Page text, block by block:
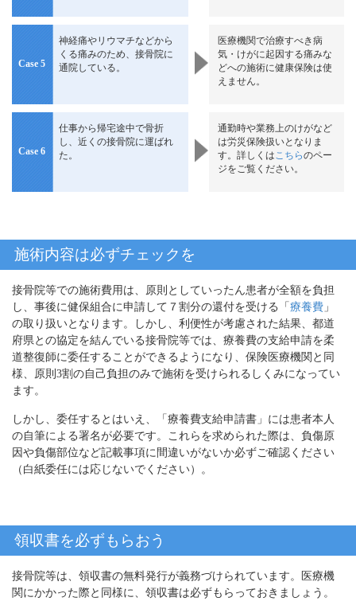
Case 5
神経痛やリウマチなどから
くる痛みのため、接骨院に
通院している。
医療機関で治療すべき病
気・けがに起因する痛みな
どへの施術に健康保険は使
えません。
Case 6
仕事から帰宅途中で骨折
し、近くの接骨院に運ばれ
た。
通勤時や業務上のけがなど
は労災保険扱いとなりま
す。詳しくは こちらのペー
ジをご覧ください。
施術内容は必ずチェックを
接骨院等での施術費用は、原則としていったん患者が全額を負担
し、事後に健保組合に申請して７割分の還付を受ける「療養費 」
の取り扱いとなります。しかし、利便性が考慮された結果、都道
府県との協定を結んでいる接骨院等では、療養費の支給申請を柔
道整復師に委任することができるようになり、保険医療機関と同
様、原則3割の自己負担のみで施術を受けられるしくみになってい
ます。
しかし、委任するとはいえ、「療養費支給申請書」には患者本人
の自筆による署名が必要です。これらを求められた際は、負傷原
因や負傷部位など記載事項に間違いがないか必ずご確認ください
（白紙委任には応じないでください）。
領収書を必ずもらおう
接骨院等は、領収書の無料発行が義務づけられています。医療機
関にかかった際と同様に、領収書は必ずもらっておきましょう。